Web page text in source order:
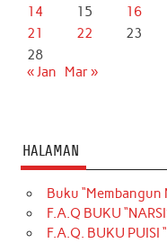
14
15 16
21
22 23
28
« Jan
Mar »
HALAMAN
Buku “Membangun
F.A.Q BUKU
F.A.Q. BUKU PUISI